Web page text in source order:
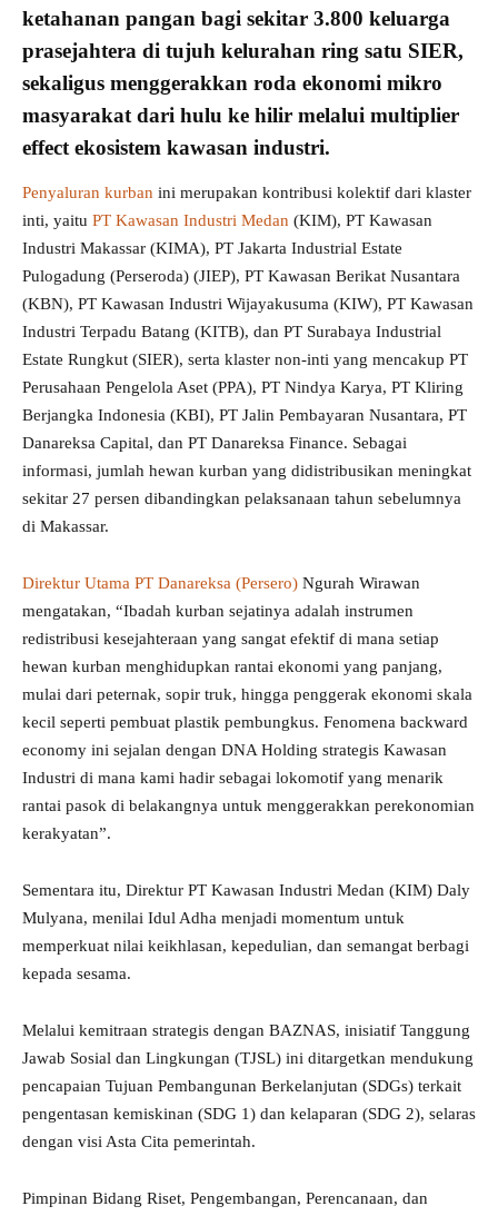
ketahanan pangan bagi sekitar 3.800 keluarga
prasejahtera di tujuh kelurahan ring satu SIER,
sekaligus menggerakkan roda ekonomi mikro
masyarakat dari hulu ke hilir melalui multiplier
effect ekosistem kawasan industri.
Penyaluran kurban ini merupakan kontribusi kolektif dari klaster
inti, yaitu PT Kawasan Industri Medan (KIM), PT Kawasan
Industri Makassar (KIMA), PT Jakarta Industrial Estate
Pulogadung (Perseroda) (JIEP), PT Kawasan Berikat Nusantara
(KBN), PT Kawasan Industri Wijayakusuma (KIW), PT Kawasan
Industri Terpadu Batang (KITB), dan PT Surabaya Industrial
Estate Rungkut (SIER), serta klaster non-inti yang mencakup PT
Perusahaan Pengelola Aset (PPA), PT Nindya Karya, PT Kliring
Berjangka Indonesia (KBI), PT Jalin Pembayaran Nusantara, PT
Danareksa Capital, dan PT Danareksa Finance. Sebagai
informasi, jumlah hewan kurban yang didistribusikan meningkat
sekitar 27 persen dibandingkan pelaksanaan tahun sebelumnya
di Makassar.
Direktur Utama PT Danareksa (Persero) Ngurah Wirawan
mengatakan, “Ibadah kurban sejatinya adalah instrumen
redistribusi kesejahteraan yang sangat efektif di mana setiap
hewan kurban menghidupkan rantai ekonomi yang panjang,
mulai dari peternak, sopir truk, hingga penggerak ekonomi skala
kecil seperti pembuat plastik pembungkus. Fenomena backward
economy ini sejalan dengan DNA Holding strategis Kawasan
Industri di mana kami hadir sebagai lokomotif yang menarik
rantai pasok di belakangnya untuk menggerakkan perekonomian
kerakyatan”.
Sementara itu, Direktur PT Kawasan Industri Medan (KIM) Daly
Mulyana, menilai Idul Adha menjadi momentum untuk
memperkuat nilai keikhlasan, kepedulian, dan semangat berbagi
kepada sesama.
Melalui kemitraan strategis dengan BAZNAS, inisiatif Tanggung
Jawab Sosial dan Lingkungan (TJSL) ini ditargetkan mendukung
pencapaian Tujuan Pembangunan Berkelanjutan (SDGs) terkait
pengentasan kemiskinan (SDG 1) dan kelaparan (SDG 2), selaras
dengan visi Asta Cita pemerintah.
Pimpinan Bidang Riset, Pengembangan, Perencanaan, dan